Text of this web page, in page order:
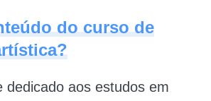
do curso de
dedicado aos estudos em